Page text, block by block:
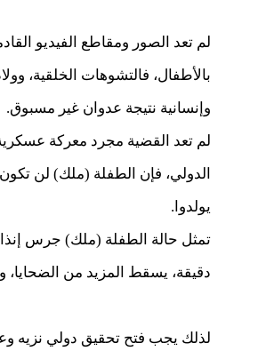
لم تعد الصور ومقاطع الفيديو
بالأطفال، فالتشوهات الخلقية،
وإنسانية نتيجة عدوان غير مسبوق.
لم تعد القضية مجرد معركة
الدولي، فإن الطفلة (ملك) لن
يولدوا.
تمثل حالة الطفلة (ملك) جرس
دقيقة، يسقط المزيد من الضحايا،
لذلك يجب فتح تحقيق دولي نزيه